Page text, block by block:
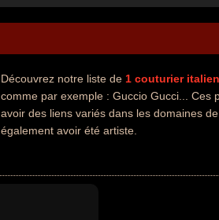
Découvrez notre liste de 1 couturier italien
comme par exemple : Guccio Gucci... Ces
avoir des liens variés dans les domaines
également avoir été artiste.